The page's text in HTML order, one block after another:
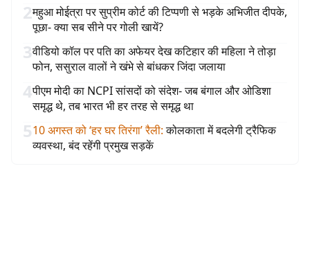
2महुआ मोईत्रा पर सुप्रीम कोर्ट की टिप्पणी से भड़के अभिजीत दीपके,
पूछा- क्या सब सीने पर गोली खायें?
3वीडियो कॉल पर पति का अफेयर देख कटिहार की महिला ने तोड़ा
फोन, ससुराल वालों ने खंभे से बांधकर जिंदा जलाया
4पीएम मोदी का NCPI सांसदों को संदेश- जब बंगाल और ओडिशा
समृद्ध थे, तब भारत भी हर तरह से समृद्ध था
510 अगस्त को ‘हर घर तिरंगा’ रैली: कोलकाता में बदलेगी ट्रैफिक
व्यवस्था, बंद रहेंगी प्रमुख सड़कें